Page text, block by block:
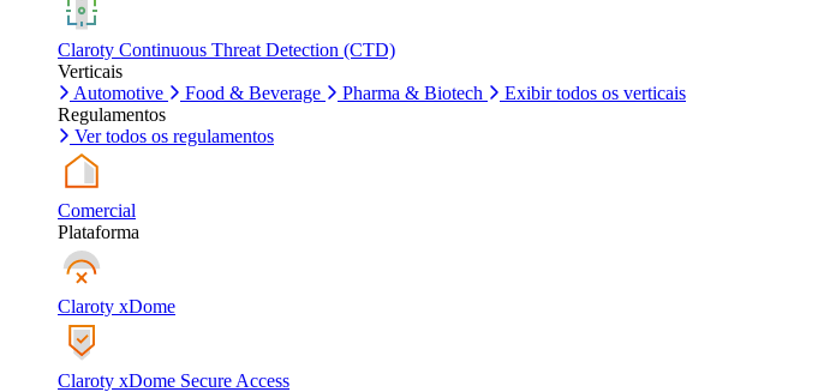
Claroty Continuous Threat Detection (CTD)
Verticais
Automotive
Food & Beverage Pharma & Biotech
Exibir todos os verticais
Regulamentos
Ver todos os regulamentos
Comercial
Plataforma
Claroty xDome
Claroty xDome Secure Access